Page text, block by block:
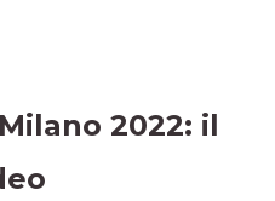
2022: il